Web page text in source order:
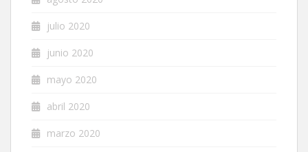
julio 2020
junio 2020
mayo 2020
abril 2020
marzo 2020